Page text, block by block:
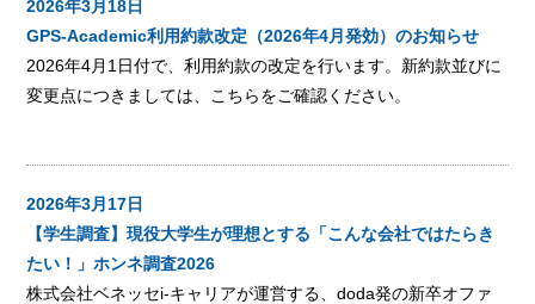
2026年3月18日
GPS-Academic利用約款改定（2026年4月発効）のお知らせ
2026年4月1日付で、利用約款の改定を行います。新約款並びに
変更点につきましては、 こちらをご確認ください。
2026年3月17日
【学生調査】現役大学生が理想とする「こんな会社ではたらき
たい！」ホンネ調査2026
株式会社ベネッセi-キャリアが運営する、doda発の新卒オファ